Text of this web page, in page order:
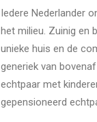
Iedere Nederlander
het milieu. Zuinig en
unieke huis en de
generiek van
echtpaar met
gepensioneerd